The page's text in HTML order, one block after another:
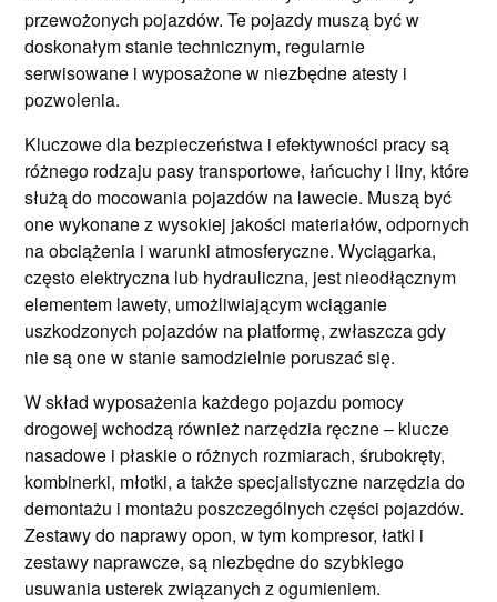
przewożonych pojazdów. Te pojazdy muszą być w
doskonałym stanie technicznym, regularnie
serwisowane i wyposażone w niezbędne atesty i
pozwolenia.
Kluczowe dla bezpieczeństwa i efektywności pracy są
różnego rodzaju pasy transportowe, łańcuchy i liny, które
służą do mocowania pojazdów na lawecie. Muszą być
one wykonane z wysokiej jakości materiałów, odpornych
na obciążenia i warunki atmosferyczne. Wyciągarka,
często elektryczna lub hydrauliczna, jest nieodłącznym
elementem lawety, umożliwiającym wciąganie
uszkodzonych pojazdów na platformę, zwłaszcza gdy
nie są one w stanie samodzielnie poruszać się.
W skład wyposażenia każdego pojazdu pomocy
drogowej wchodzą również narzędzia ręczne – klucze
nasadowe i płaskie o różnych rozmiarach, śrubokręty,
kombinerki, młotki, a także specjalistyczne narzędzia do
demontażu i montażu poszczególnych części pojazdów.
Zestawy do naprawy opon, w tym kompresor, łatki i
zestawy naprawcze, są niezbędne do szybkiego
usuwania usterek związanych z ogumieniem.